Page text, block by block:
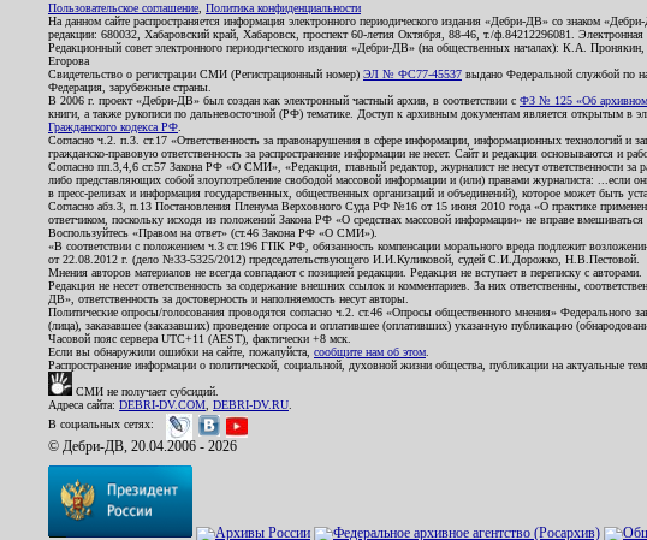
Пользовательское соглашение Политика конфиденциальности
На данном сайте распространяется информация электронного периодического издания «Дебри-ДВ» со знаком
редакции: 680032, Хабаровский край, Хабаровск, проспект 60-летия Октября, 88-46, т./ф.84212296081. Электронная
Редакционный совет электронного периодического издания «Дебри-ДВ» (на общественных началах):
Егорова
Свидетельство о регистрации СМИ (Регистрационный номер) ЭЛ № ФС77-45537 выдано Федеральной службой по
Федерация, зарубежные страны.
В 2006 г. проект «Дебри-ДВ» был создан как электронный частный архив, в соответствии с ФЗ № 125 «Об архивном
книги, а также рукописи по дальневосточной (РФ) тематике. Доступ к архивным документам является открытым в
Гражданского кодекса РФ
Согласно ч.2. п.3. ст.17 «Ответственность за правонарушения в сфере информации, информационных технологий и
гражданско-правовую ответственность за распространение информации не несет. Сайт и редакция основываются и
Согласно пп.3,4,6 ст.57 Закона РФ «О СМИ», «Редакция, главный редактор, журналист не несут ответственности за
либо представляющих собой злоупотребление свободой массовой информации и (или) правами журналиста:
в пресс-релизах и информация государственных, общественных организаций и объединений), которое может быть
Согласно абз.3, п.13 Постановления Пленума Верховного Суда РФ №16 от 15 июня 2010 года «О практике
ответчиком, поскольку исходя из положений Закона РФ «О средствах массовой информации» не вправе
Воспользуйтесь «Правом на ответ» (ст.46 Закона РФ «О СМИ»).
«В соответствии с положением ч.3 ст.196 ГПК РФ, обязанность компенсации морального вреда подлежит
от 22.08.2012 г. (дело №33-5325/2012) председательствующего И.И.Куликовой, судей С.И.Дорожко, Н.В.Пестовой.
Мнения авторов материалов не всегда совпадают с позицией редакции. Редакция не вступает в переписку с авторами.
Редакция не несет ответственность за содержание внешних ссылок и комментариев. За них ответственны,
ДВ», ответственность за достоверность и наполняемость несут авторы.
Политические опросы/голосования проводятся согласно ч.2. ст.46 «Опросы общественного мнения»
(лица), заказавшее (заказавших) проведение опроса и оплатившее (оплативших) указанную публикацию
Часовой пояс сервера UTC+11 (AEST), фактически +8 мск.
Если вы обнаружили ошибки на сайте, пожалуйста, сообщите нам об этом
Распространение информации о политической, социальной, духовной жизни общества, публикации на актуальные
СМИ не получает субсидий.
Адреса сайта: DEBRI-DV.COM DEBRI-DV.RU
В социальных сетях:
© Дебри-ДВ, 20.04.2006 - 2026